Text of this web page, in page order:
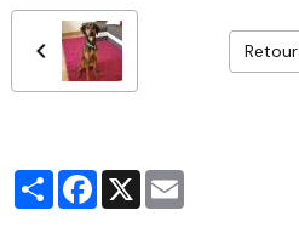
Retour
PartagerFacebook
X